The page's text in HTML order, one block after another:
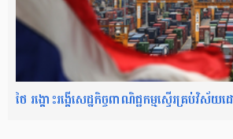
ថៃ រង្គោះរង្គើសេដ្ឋកិច្ចពាណិជ្ជកម្មស្ទើរគ្រប់វិ